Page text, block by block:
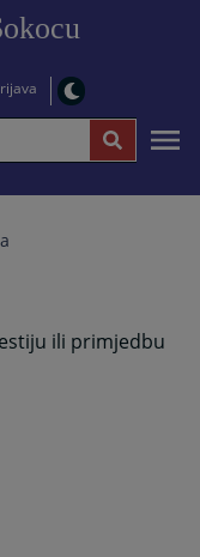
ili primjedbu